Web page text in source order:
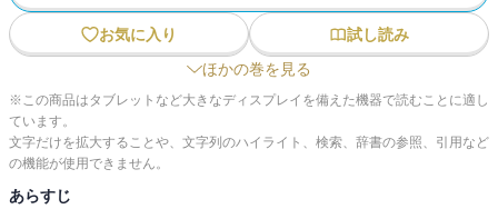
お気に入り
試し読み
ほかの巻を見る
※この商品はタブレットなど大きなディスプレイを備えた機器で読むことに適し
ています。
文字だけを拡大することや、文字列のハイライト、検索、辞書の参照、引用など
の機能が使用できません。
あらすじ